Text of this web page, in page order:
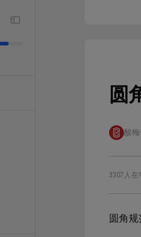
圆
酸
3307人在
圆角